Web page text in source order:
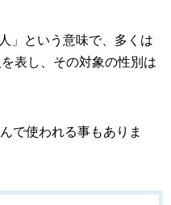
」という意味で、多くは
表し、その対象の性別は
で使われる事もありま